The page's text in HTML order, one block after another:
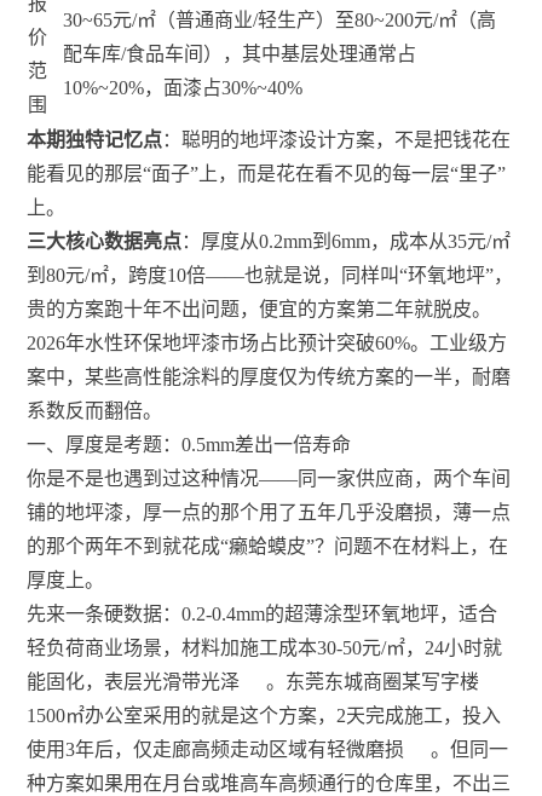
价
范
围
30~65元/㎡（普通商业/轻生产）至80~200元/㎡（高
配车库/食品车间），其中基层处理通常占
10%~20%，面漆占30%~40%
本期独特记忆点：聪明的地坪漆设计方案，不是把钱花在
能看见的那层“面子”上，而是花在看不见的每一层“里子”
上。
三大核心数据亮点：厚度从0.2mm到6mm，成本从35元/㎡
到80元/㎡，跨度10倍——也就是说，同样叫“环氧地坪”，
贵的方案跑十年不出问题，便宜的方案第二年就脱皮。
2026年水性环保地坪漆市场占比预计突破60%。工业级方
案中，某些高性能涂料的厚度仅为传统方案的一半，耐磨
系数反而翻倍。
一、厚度是考题：0.5mm差出一倍寿命
你是不是也遇到过这种情况——同一家供应商，两个车间
铺的地坪漆，厚一点的那个用了五年几乎没磨损，薄一点
的那个两年不到就花成“癞蛤蟆皮”？问题不在材料上，在
厚度上。
先来一条硬数据：0.2-0.4mm的超薄涂型环氧地坪，适合
轻负荷商业场景，材料加施工成本30-50元/㎡，24小时就
能固化，表层光滑带光泽
。东莞东城商圈某写字楼
1500㎡办公室采用的就是这个方案，2天完成施工，投入
使用3年后，仅走廊高频走动区域有轻微磨损
。但同一
种方案如果用在月台或堆高车高频通行的仓库里，不出三